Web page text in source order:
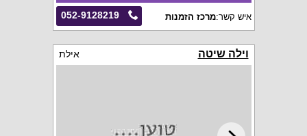
052-9128219 איש קשר:מרכז הזמנות
וילה שיטה אילת